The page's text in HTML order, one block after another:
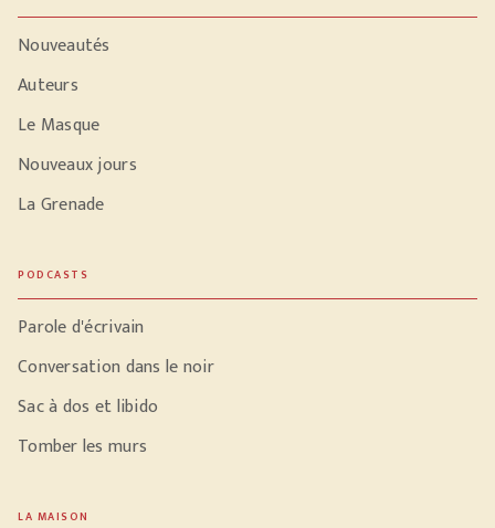
Nouveautés
Auteurs
Le Masque
Nouveaux jours
La Grenade
PODCASTS
Parole d'écrivain
Conversation dans le noir
Sac à dos et libido
Tomber les murs
LA MAISON